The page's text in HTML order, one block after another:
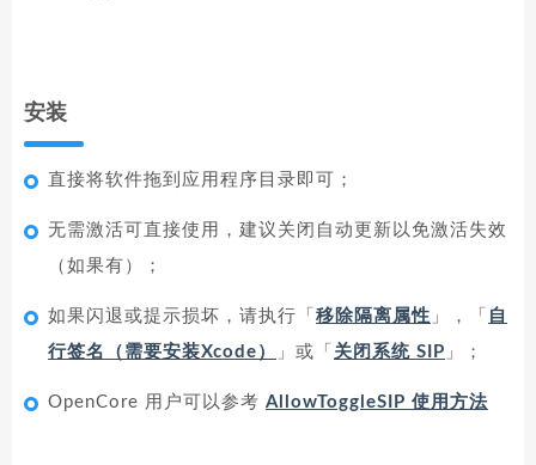
安装
直接将软件拖到应用程序目录即可；
无需激活可直接使用，建议关闭自动更新以免激活失效
（如果有）；
如果闪退或提示损坏，请执行「 移除隔离属性 」，「 自
行签名（需要安装Xcode）
」或「 关闭系统 SIP 」；
OpenCore 用户可以参考 AllowToggleSIP 使用方法